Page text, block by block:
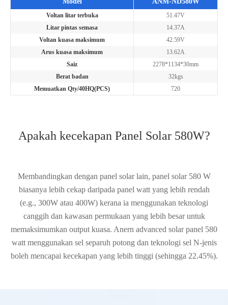
Voltan litar terbuka
51.47V
Litar pintas semasa
14.37A
Voltan kuasa maksimum
42.59V
Arus kuasa maksimum
13.62A
Saiz
2278*1134*30mm
Berat badan
32kgs
Memuatkan Qty/40HQ(PCS)
720
Apakah kecekapan Panel Solar 580W?
Membandingkan dengan panel solar lain, panel solar 580 W
biasanya lebih cekap daripada panel watt yang lebih rendah
(e.g., 300W atau 400W) kerana ia menggunakan teknologi
canggih dan kawasan permukaan yang lebih besar untuk
memaksimumkan output kuasa. Anern advanced solar panel 580
watt menggunakan sel separuh potong dan teknologi sel N-jenis
boleh mencapai kecekapan yang lebih tinggi (sehingga 22.45%).